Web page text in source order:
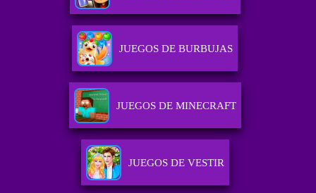
JUEGOS DE BURBUJAS
JUEGOS DE MINECRAFT
JUEGOS DE VESTIR